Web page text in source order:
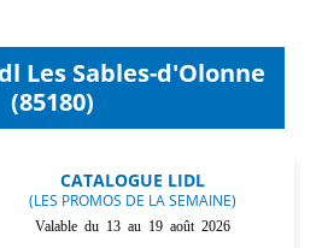
Les Sables-d'Olonne
(85180)
CATALOGUE LIDL
(LES PROMOS DE LA SEMAINE)
Valable du 13 au 19 août 2026